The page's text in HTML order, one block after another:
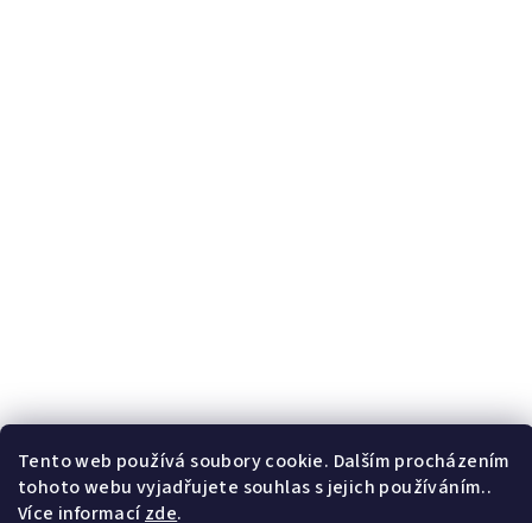
Tento web používá soubory cookie. Dalším procházením
tohoto webu vyjadřujete souhlas s jejich používáním..
Více informacízde.